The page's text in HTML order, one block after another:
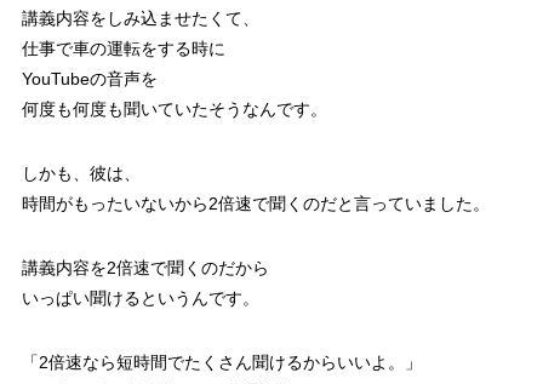
講義内容をしみ込ませたくて、
仕事で車の運転をする時に
YouTubeの音声を
何度も何度も聞いていたそうなんです。
しかも、彼は、
時間がもったいないから2倍速で聞く のだと言っていました。
講義内容を2倍速で聞くのだから
いっぱい聞けるというんです。
「2倍速なら短時間でたくさん聞けるからいいよ。」